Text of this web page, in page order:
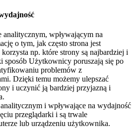
analitycznym, wpływającym na
o tym, jak często strona jest
np. które strony są najbardziej i
sposób Użytkownicy poruszają się po
problemów z
Dzięki temu możemy ulepszać
i uczynić ją bardziej przyjazną i
i wpływające na wydajność
przeglądarki i są trwale
lub urządzeniu użytkownika.